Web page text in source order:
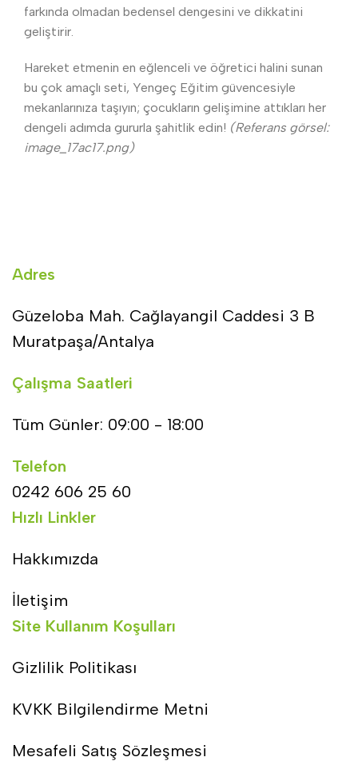
farkında olmadan bedensel dengesini ve dikkatini
geliştirir.
Hareket etmenin en eğlenceli ve öğretici halini sunan
bu çok amaçlı seti, Yengeç Eğitim güvencesiyle
mekanlarınıza taşıyın; çocukların gelişimine attıkları her
dengeli adımda gururla şahitlik edin! (Referans görsel:
image_17ac17.png)
Adres
Güzeloba Mah. Cağlayangil Caddesi 3 B
Muratpaşa/Antalya
Çalışma Saatleri
Tüm Günler: 09:00 - 18:00
Telefon
0242 606 25 60
Hızlı Linkler
Hakkımızda
İletişim
Site Kullanım Koşulları
Gizlilik Politikası
KVKK Bilgilendirme Metni
Mesafeli Satış Sözleşmesi